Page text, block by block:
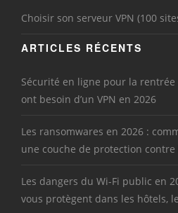
Choisir son serveur VPN (100
ARTICLES RÉCENTS
Sécurité en ligne pour la
ont besoin d’un VPN en 2026
Les ransomwares en 2026 :
une couche de protection
Les dangers du Wi-Fi public en
vous protègent dans les hôtels,